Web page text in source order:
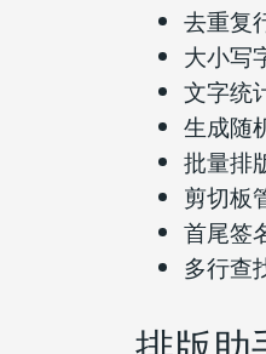
去重复
大小写
文字统
生成随
批量排
剪切板
首尾签
多行查